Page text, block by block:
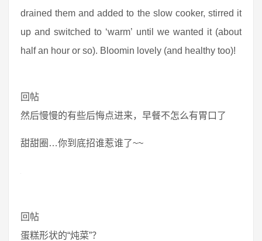
drained them and added to the slow cooker, stirred it
up and switched to ‘warm’ until we wanted it (about
half an hour or so). Bloomin lovely (and healthy too)!
回帖
然后慢慢的有些后悔点进来，早餐不怎么有胃口了
甜甜圈…你到底招谁惹谁了~~
回帖
蛋糕形状的“炖菜”？